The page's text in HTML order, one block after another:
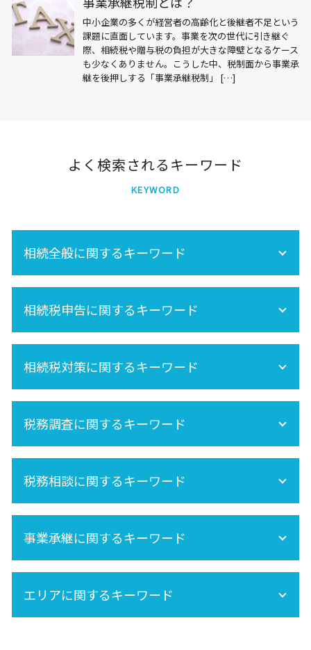
中小企業の多くが経営者の高齢化と後継者不足という
課題に直面しています。事業を次の世代に引き継ぐ
際、相続税や贈与税の負担が大きな障壁となるケース
も少なくありません。こうした中、税制面から事業承
継を後押しする「事業承継税制」 […]
よく検索されるキーワード
KEYWORD
相続全般に関するキーワード
相続税 不動産
再婚 相続
相続 不動産登記
内縁 相続
保険金 相続
空き家 対策 特別措置法
未成年 相続
遺産相続 所得税
節税
相続税申告に関するキーワード
相続税 申告 自分で
準確定申告 必要書類
相続手続きの流れ
準確定申告 書き方
相続税対策に関するキーワード
相続税 非課税
相続税申告 必要書類
相続税対策
相続時精算課税制度 手続き
相続税 土地
株 相続税
相続税 期限
相続税 基礎控除
小規模宅地の特例
生命保険 相続税
税務調査に関するキーワード
相続税 税務調査 いくら 以上
税務調査 時期
相続税 税務調査 時期
相続税 税務調査 どこまで調べる
税務相談に関するキーワード
事業承継に関するキーワード
事業承継税制
エリアに関するキーワード